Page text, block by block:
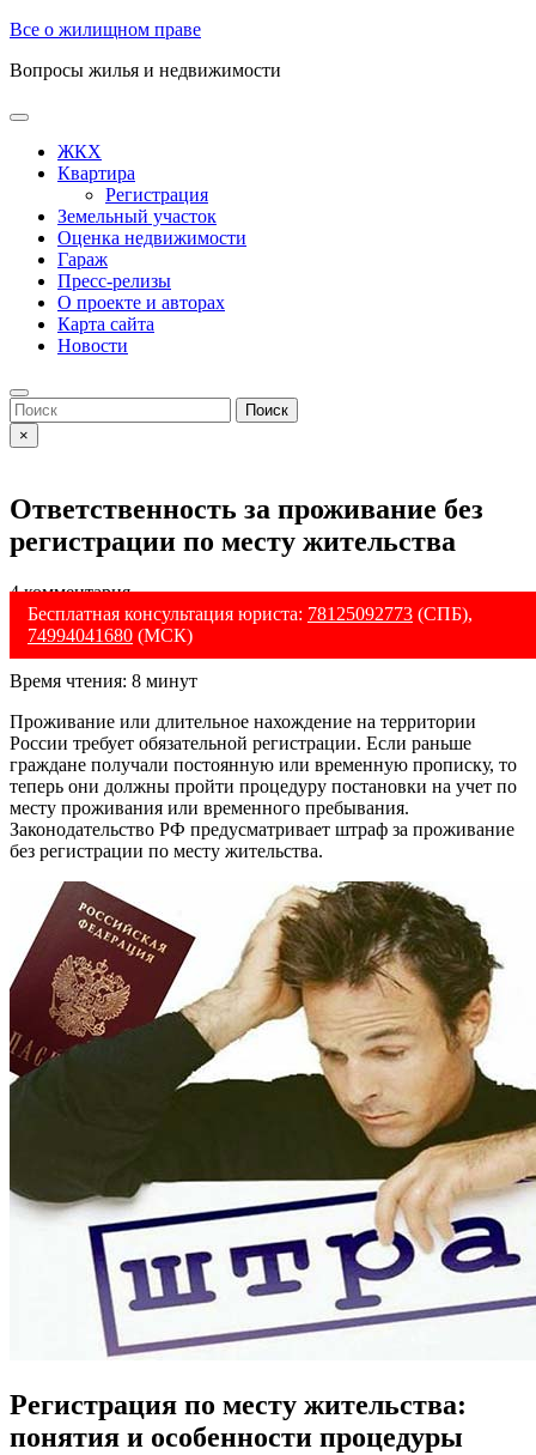
Skip
content
Все о жилищном праве
Вопросы жилья и недвижимости
Open
ButtonЖКХ
Квартира
Регистрация
Земельный участок
Оценка недвижимости
Гараж
Пресс-релизы
О проекте и авторах
Карта сайта
Новости
Close
Button
Search
for:
×
Ответственность за проживание без
регистрации по месту жительства
4 комментария
Бесплатная консультация юриста: 78125092773 (СПБ),
74994041680 (МСК)
Время чтения: 8 минут
Проживание или длительное нахождение на территории
России требует обязательной регистрации. Если раньше
граждане получали постоянную или временную прописку, то
теперь они должны пройти процедуру постановки на учет по
месту проживания или временного пребывания.
Законодательство РФ предусматривает штраф за проживание
без регистрации по месту жительства.
Регистрация по месту жительства:
понятия и особенности процедуры